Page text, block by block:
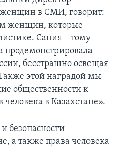
в СМИ, говорит:
женщин, которые
Сания – тому
бесстрашно освещая
этой наградой мы
общественности к
в Казахстане».
безопасности
а также права человека